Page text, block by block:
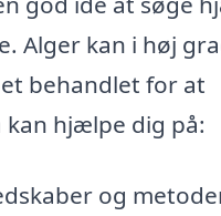
Alger kan i høj
behandlet for at
kan hjælpe dig på:
og